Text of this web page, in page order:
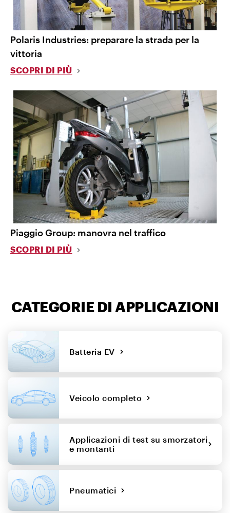
Polaris Industries: preparare la strada per la
vittoria
SCOPRI DI PIÙ
Piaggio Group: manovra nel traffico
SCOPRI DI PIÙ
CATEGORIE DI APPLICAZIONI
Batteria EV
Veicolo completo
Applicazioni di test su smorzatori
e montanti
Pneumatici